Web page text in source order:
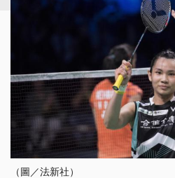
（圖／法新社）